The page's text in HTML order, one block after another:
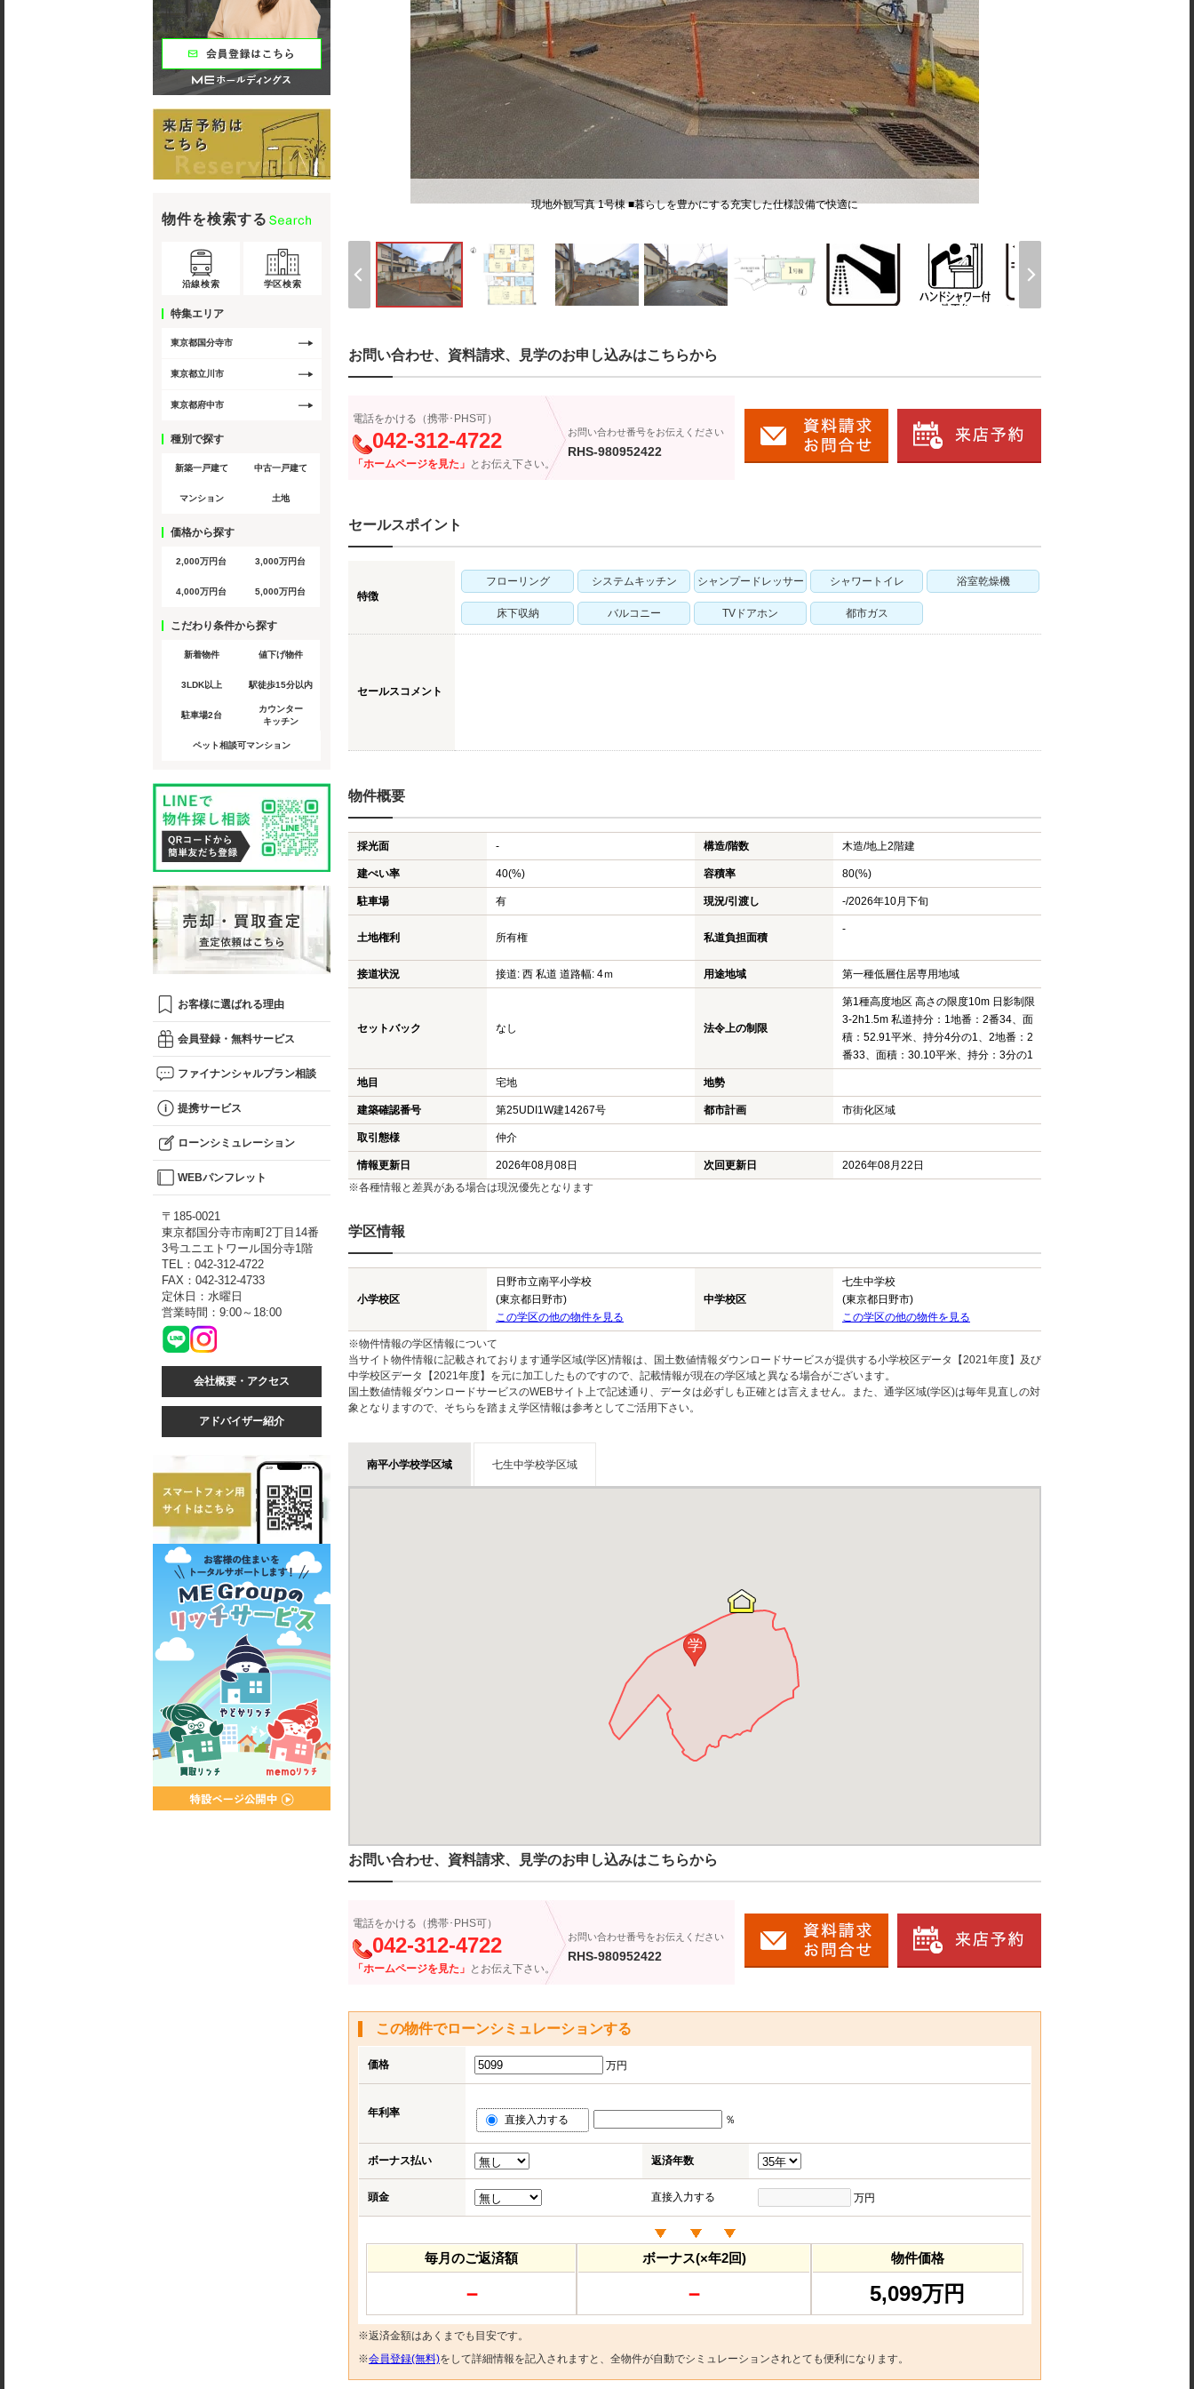
現地外観写真 1号棟 ■暮らしを豊かにする充実した仕様設備で快適に
お問い合わせ、資料請求、見学のお申し込みはこちらから
電話をかける（携帯･PHS可）
042-312-4722
「ホームページを見た」 とお伝え下さい。
お問い合わせ番号をお伝えください
RHS-980952422
セールスポイント
特徴
フローリング システムキッチン シャンプードレッサー シャワートイレ 浴室乾燥機
床下収納 バルコニー TVドアホン 都市ガス
セールスコメント
物件概要
採光面 - 構造/階数 木造/地上2階建
建ぺい率 40(%) 容積率 80(%)
駐車場 有 現況/引渡し -/2026年10月下旬
土地権利 所有権 私道負担面積
-
接道状況 接道: 西 私道 道路幅: 4ｍ 用途地域 第一種低層住居専用地域
セットバック なし 法令上の制限
第1種高度地区 高さの限度10m 日影制限
3-2h1.5m 私道持分：1地番：2番34、面
積：52.91平米、持分4分の1、2地番：2
番33、面積：30.10平米、持分：3分の1
地目 宅地 地勢
建築確認番号 第25UDI1W建14267号 都市計画 市街化区域
取引態様 仲介
情報更新日 2026年08月08日 次回更新日
2026年08月22日
※各種情報と差異がある場合は現況優先となります
学区情報
小学校区
日野市立南平小学校
(東京都日野市)
この学区の他の物件を見る
中学校区
七生中学校
(東京都日野市)
この学区の他の物件を見る
※物件情報の学区情報について
当サイト物件情報に記載されております通学区域(学区)情報は、国土数値情報ダウンロードサービスが提供する小学校区データ【2021年度】及び
中学校区データ【2021年度】を元に加工したものですので、記載情報が現在の学区域と異なる場合がございます。
国土数値情報ダウンロードサービスのWEBサイト上で記述通り、データは必ずしも正確とは言えません。また、通学区域(学区)は毎年見直しの対
象となりますので、そちらを踏まえ学区情報は参考としてご活用下さい。
南平小学校学区域 七生中学校学区域
学
お問い合わせ、資料請求、見学のお申し込みはこちらから
電話をかける（携帯･PHS可）
042-312-4722
「ホームページを見た」 とお伝え下さい。
お問い合わせ番号をお伝えください
RHS-980952422
この物件でローンシミュレーションする
価格 万円
年利率
直接入力する ％
ボーナス払い 返済年数
頭金 直接入力する 万円
毎月のご返済額
－
ボーナス(×年2回)
－
物件価格
5,099万円
※返済金額はあくまでも目安です。
※会員登録(無料)をして詳細情報を記入されますと、全物件が自動でシミュレーションされとても便利になります。
物件を検索する
沿線検索 学区検索
特集エリア
東京都国分寺市
東京都立川市
東京都府中市
種別で探す
新築一戸建て 中古一戸建て
マンション 土地
価格から探す
2,000万円台 3,000万円台
4,000万円台 5,000万円台
こだわり条件から探す
新着物件 値下げ物件
3LDK以上 駅徒歩15分以内
駐車場2台
カウンター
キッチン
ペット相談可マンション
お客様に選ばれる理由
会員登録・無料サービス
ファイナンシャルプラン相談
提携サービス
ローンシミュレーション
WEBパンフレット
〒185-0021
東京都国分寺市南町2丁目14番
3号ユニエトワール国分寺1階
TEL：042-312-4722
FAX：042-312-4733
定休日：水曜日
営業時間：9:00～18:00
会社概要・アクセス
アドバイザー紹介